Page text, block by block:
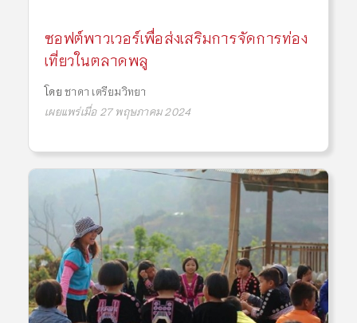
ซอฟต์พาวเวอร์เพื่อส่งเสริมการจัดการท่อง
เที่ยวในตลาดพลู
โดย ชาดา เตรียมวิทยา
เผยแพร่เมื่อ 27 พฤษภาคม 2024